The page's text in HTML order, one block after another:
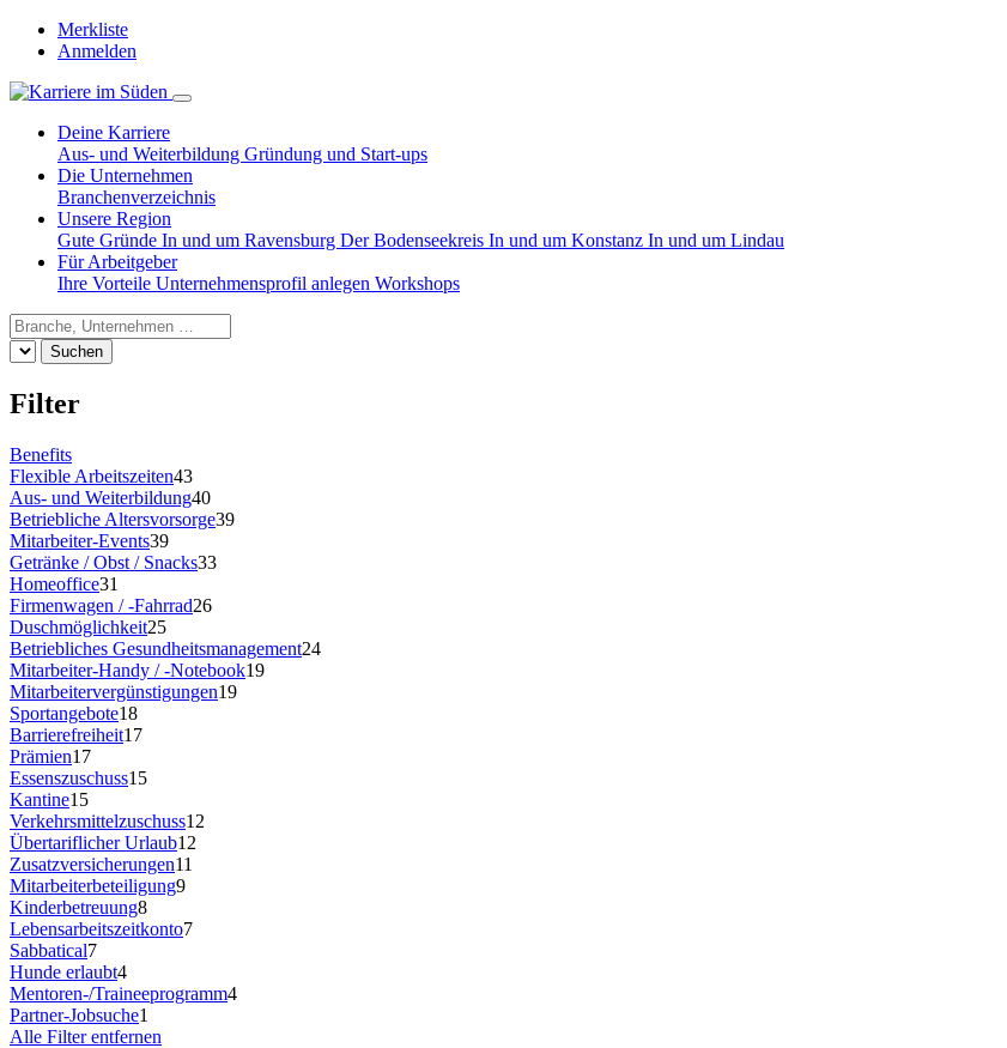
Merkliste
Anmelden
Deine Karriere
Aus- und Weiterbildung Gründung und Start-ups
Die Unternehmen
Branchenverzeichnis
Unsere Region
Gute Gründe In und um Ravensburg Der Bodenseekreis In und um Konstanz In und um Lindau
Für Arbeitgeber
Ihre Vorteile Unternehmensprofil anlegen Workshops
Suchen
Filter
Benefits
Flexible Arbeitszeiten43
Aus- und Weiterbildung40
Betriebliche Altersvorsorge39
Mitarbeiter-Events39
Getränke / Obst / Snacks33
Homeoffice31
Firmenwagen / -Fahrrad26
Duschmöglichkeit25
Betriebliches Gesundheitsmanagement24
Mitarbeiter-Handy / -Notebook19
Mitarbeitervergünstigungen19
Sportangebote18
Barrierefreiheit17
Prämien17
Essenszuschuss15
Kantine15
Verkehrsmittelzuschuss12
Übertariflicher Urlaub12
Zusatzversicherungen11
Mitarbeiterbeteiligung9
Kinderbetreuung8
Lebensarbeitszeitkonto7
Sabbatical7
Hunde erlaubt4
Mentoren-/Traineeprogramm4
Partner-Jobsuche1
Alle Filter entfernen